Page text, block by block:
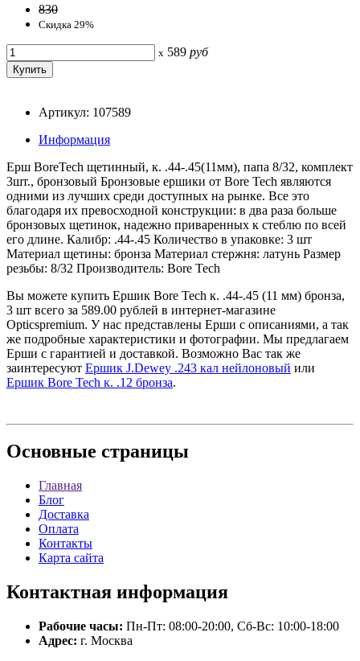
830
Скидка 29%
x 589 руб
Артикул: 107589
Информация
Ерш BoreTech щетинный, к. .44-.45(11мм), папа 8/32, комплект
3шт., бронзовый Бронзовые ершики от Bore Tech являются
одними из лучших среди доступных на рынке. Все это
благодаря их превосходной конструкции: в два раза больше
бронзовых щетинок, надежно приваренных к стеблю по всей
его длине. Калибр: .44-.45 Количество в упаковке: 3 шт
Материал щетины: бронза Материал стержня: латунь Размер
резьбы: 8/32 Производитель: Bore Tech
Вы можете купить Ершик Bore Tech к. .44-.45 (11 мм) бронза,
3 шт всего за 589.00 рублей в интернет-магазине
Opticspremium. У нас представлены Ерши с описаниями, а так
же подробные характеристики и фотографии. Мы предлагаем
Ерши с гарантией и доставкой. Возможно Вас так же
заинтересуют Ершик J.Dewey .243 кал нейлоновый или
Ершик Bore Tech к. .12 бронза.
Основные страницы
Главная
Блог
Доставка
Оплата
Контакты
Карта сайта
Контактная информация
Рабочие часы: Пн-Пт: 08:00-20:00, Сб-Вс: 10:00-18:00
Адрес: г. Москва